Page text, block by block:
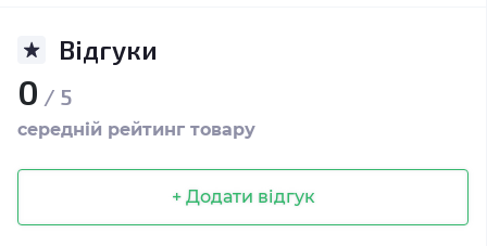
Відгуки
0 / 5
середній рейтинг товару
+ Додати відгук